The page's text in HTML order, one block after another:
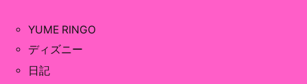
YUME RINGO
ディズニー
日記